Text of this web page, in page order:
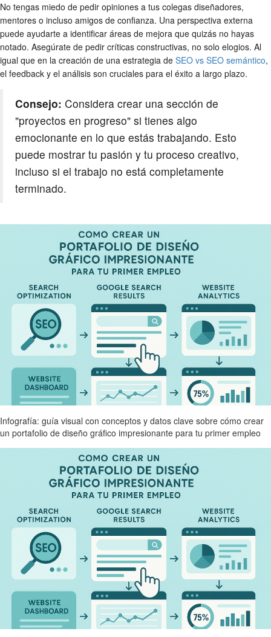
No tengas miedo de pedir opiniones a tus colegas diseñadores,
mentores o incluso amigos de confianza. Una perspectiva externa
puede ayudarte a identificar áreas de mejora que quizás no hayas
notado. Asegúrate de pedir críticas constructivas, no solo elogios. Al
igual que en la creación de una estrategia de SEO vs SEO semántico,
el feedback y el análisis son cruciales para el éxito a largo plazo.
Consejo: Considera crear una sección de
"proyectos en progreso" si tienes algo
emocionante en lo que estás trabajando. Esto
puede mostrar tu pasión y tu proceso creativo,
incluso si el trabajo no está completamente
terminado.
Infografía: guía visual con conceptos y datos clave sobre cómo crear
un portafolio de diseño gráfico impresionante para tu primer empleo